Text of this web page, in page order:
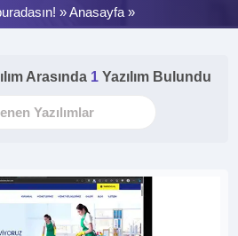
»Anasayfa »
Arasında 1 Yazılım Bulundu